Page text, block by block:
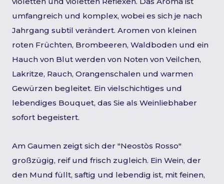
umfangreich und komplex, wobei es sich je nach
Jahrgang subtil verändert. Aromen von kleinen
roten Früchten, Brombeeren, Waldboden und ein
Hauch von Blut werden von Noten von Veilchen,
Lakritze, Rauch, Orangenschalen und warmen
Gewürzen begleitet. Ein vielschichtiges und
lebendiges Bouquet, das Sie als Weinliebhaber
sofort begeistert.
Am Gaumen zeigt sich der "Neostòs Rosso"
großzügig, reif und frisch zugleich. Ein Wein, der
den Mund füllt, saftig und lebendig ist, mit feinen,